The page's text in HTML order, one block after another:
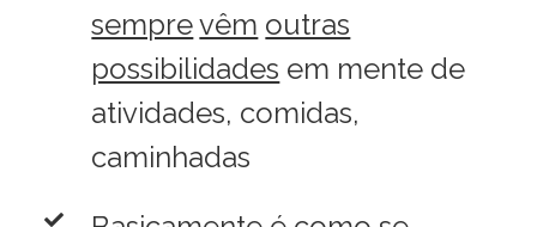
semprevêm outras
possibilidades em mente de
atividades, comidas,
caminhadas